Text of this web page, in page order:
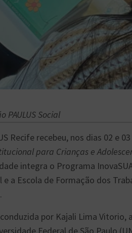
PAULUS Social
Recife recebeu, nos dias 02 e
para Crianças e
integra o Programa
e a Escola de Formação dos
por Kajali Lima Vitorio,